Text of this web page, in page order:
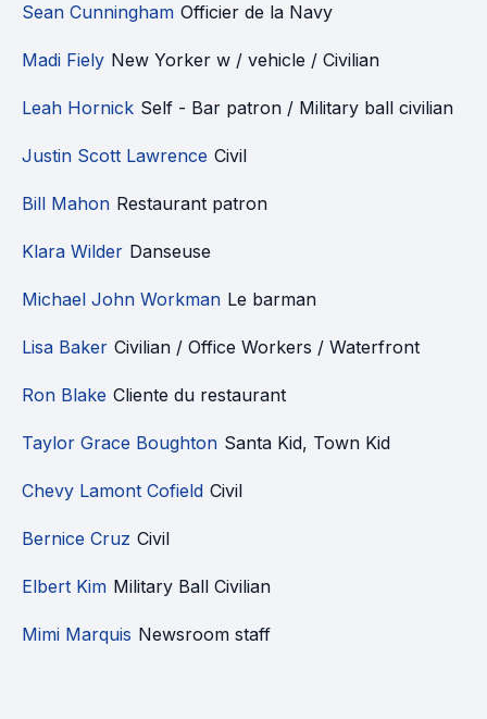
Sean Cunningham Officier de la Navy
Madi Fiely New Yorker w / vehicle / Civilian
Leah Hornick Self - Bar patron / Military ball civilian
Justin Scott Lawrence Civil
Bill Mahon Restaurant patron
Klara Wilder Danseuse
Michael John Workman Le barman
Lisa Baker Civilian / Office Workers / Waterfront
Ron Blake Cliente du restaurant
Taylor Grace Boughton Santa Kid, Town Kid
Chevy Lamont Cofield Civil
Bernice Cruz Civil
Elbert Kim Military Ball Civilian
Mimi Marquis Newsroom staff